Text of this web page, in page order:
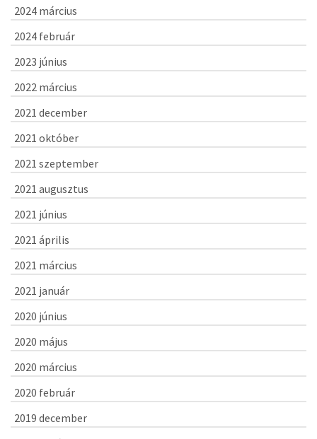
2024 március
2024 február
2023 június
2022 március
2021 december
2021 október
2021 szeptember
2021 augusztus
2021 június
2021 április
2021 március
2021 január
2020 június
2020 május
2020 március
2020 február
2019 december